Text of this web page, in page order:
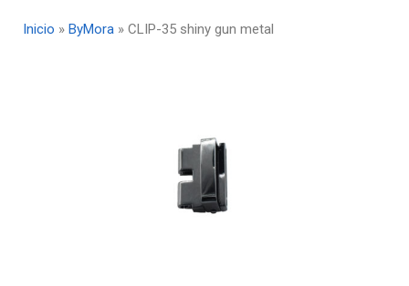
Inicio » ByMora » CLIP-35 shiny gun metal